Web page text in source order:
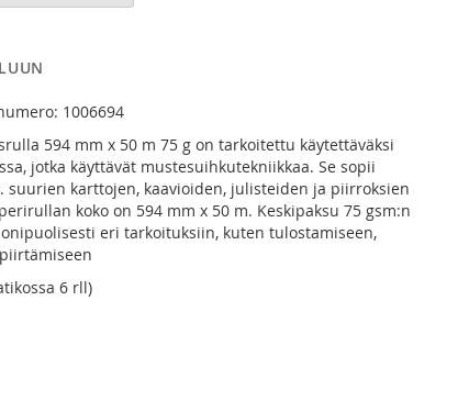
1006694
594 mm x 50 m 75 g on tarkoitettu käytettäväksi
jotka käyttävät mustesuihkutekniikkaa. Se sopii
suurien karttojen, kaavioiden, julisteiden ja piirroksien
koko on 594 mm x 50 m. Keskipaksu 75 gsm:n
eri tarkoituksiin, kuten tulostamiseen,
6 rll)